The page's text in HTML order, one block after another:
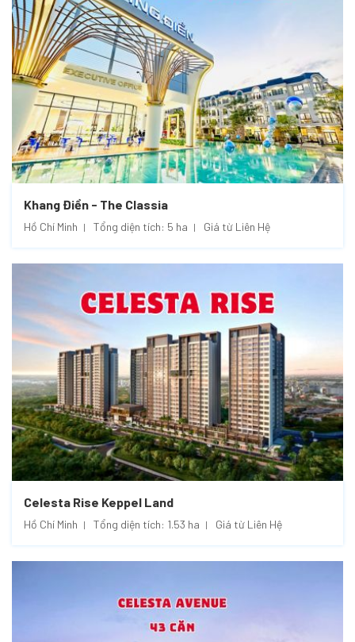
Khang Điền - The Classia
Hồ Chí Minh Tổng diện tích: 5 ha Giá từ Liên Hệ
Celesta Rise Keppel Land
Hồ Chí Minh Tổng diện tích: 1.53 ha Giá từ Liên Hệ